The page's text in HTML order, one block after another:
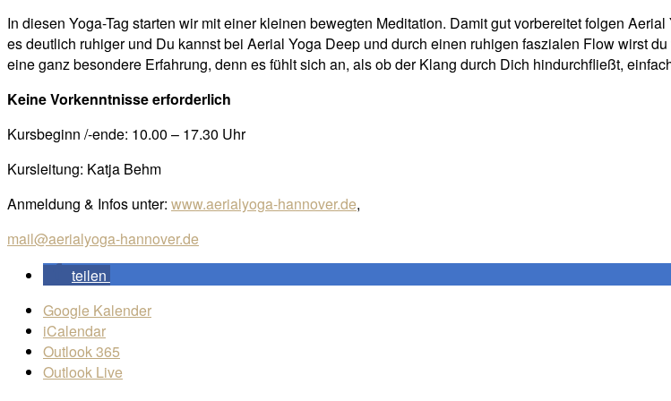
In diesen Yoga-Tag starten wir mit einer kleinen bewegten Meditation. Damit gut vorbereitet folgen
es deutlich ruhiger und Du kannst bei Aerial Yoga Deep und durch einen ruhigen faszialen Flow wirst
eine ganz besondere Erfahrung, denn es fühlt sich an, als ob der Klang durch Dich hindurchfließt,
Keine Vorkenntnisse erforderlich
Kursbeginn /-ende: 10.00 – 17.30 Uhr
Kursleitung: Katja Behm
Anmeldung & Infos unter: www.aerialyoga-hannover.de,
mail@aerialyoga-hannover.de
teilen
Google Kalender
iCalendar
Outlook 365
Outlook Live